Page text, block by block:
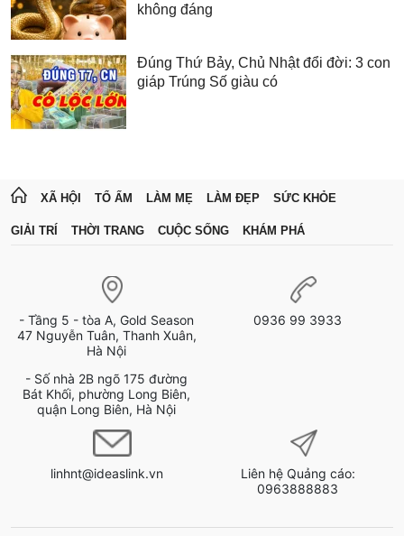
không đáng
Đúng Thứ Bảy, Chủ Nhật đổi đời: 3 con
giáp Trúng Số giàu có
XÃ HỘI TỔ ẤM LÀM MẸ LÀM ĐẸP SỨC KHỎE
GIẢI TRÍ THỜI TRANG CUỘC SỐNG KHÁM PHÁ
- Tầng 5 - tòa A, Gold Season
47 Nguyễn Tuân, Thanh Xuân,
Hà Nội
- Số nhà 2B ngõ 175 đường
Bát Khối, phường Long Biên,
quận Long Biên, Hà Nội
0936 99 3933
linhnt@ideaslink.vn
Liên hệ Quảng cáo:
0963888883